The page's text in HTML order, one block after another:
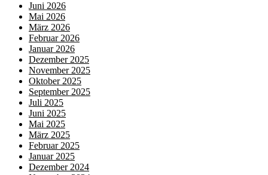
Juni 2026
Mai 2026
März 2026
Februar 2026
Januar 2026
Dezember 2025
November 2025
Oktober 2025
September 2025
Juli 2025
Juni 2025
Mai 2025
März 2025
Februar 2025
Januar 2025
Dezember 2024